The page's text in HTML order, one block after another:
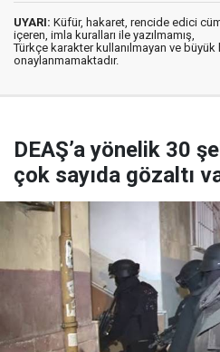
UYARI: Küfür, hakaret, rencide edici
içeren, imla kuralları ile yazılmamış,
Türkçe karakter kullanılmayan ve büyük
onaylanmamaktadır.
DEAŞ’a yönelik 30
çok sayıda gözaltı